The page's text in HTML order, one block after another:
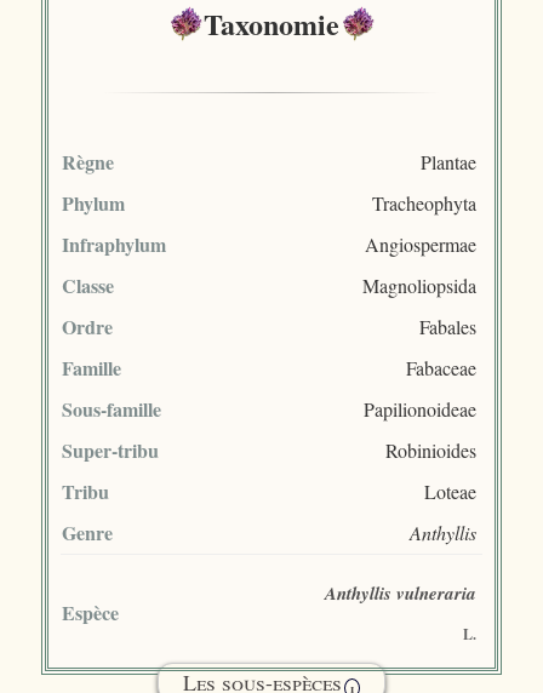
Taxonomie
Règne Plantae
Phylum Tracheophyta
Infraphylum Angiospermae
Classe Magnoliopsida
Ordre Fabales
Famille Fabaceae
Sous-famille Papilionoideae
Super-tribu Robinioides
Tribu Loteae
Genre Anthyllis
Espèce
Anthyllis vulneraria
L.
Les sous-espèces i